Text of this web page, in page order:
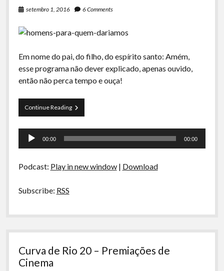
setembro 1, 2016 6 Comments
Em nome do pai, do filho, do espírito santo: Amém,
esse programa não dever explicado, apenas ouvido,
então não perca tempo e ouça!
Continue ReadingCurva
de
–
Quem
Tocador
00:00 00:00
Podcast: Play in new window| Download
Subscribe: RSS
Curva de Rio 20 – Premiações de
Cinema